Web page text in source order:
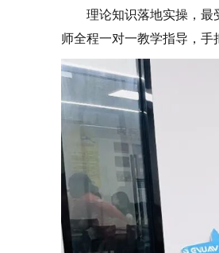
理论知识落地实操，最
师全程一对一教学指导，手